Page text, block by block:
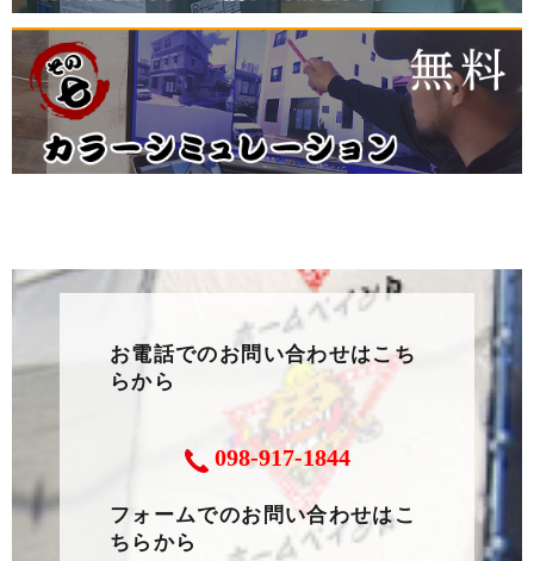
お電話でのお問い合わせはこち
らから
098-917-1844
フォームでのお問い合わせはこ
ちらから